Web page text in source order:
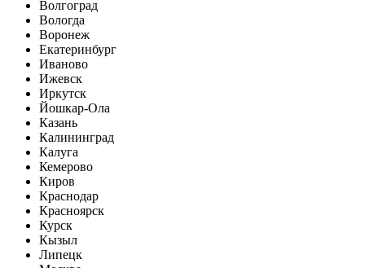
Волгоград
Вологда
Воронеж
Екатеринбург
Иваново
Ижевск
Иркутск
Йошкар-Ола
Казань
Калининград
Калуга
Кемерово
Киров
Краснодар
Красноярск
Курск
Кызыл
Липецк